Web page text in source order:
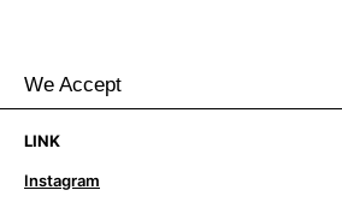
We Accept
LINK
Instagram